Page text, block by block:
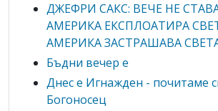
ДЖЕФРИ САКС: ВЕЧЕ НЕ
АМЕРИКА ЕКСПЛОАТИРА
АМЕРИКА ЗАСТРАШАВА
Бъдни вечер е
Днес е Игнажден - почитаме
Богоносец